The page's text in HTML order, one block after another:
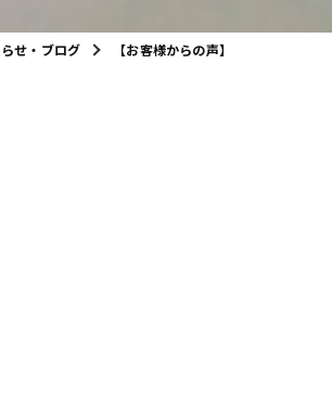
せ・ブログ 【お客様からの声】